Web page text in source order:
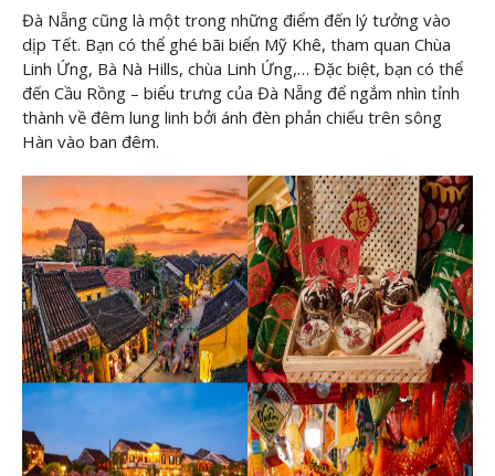
Đà Nẵng cũng là một trong những điểm đến lý tưởng vào
dịp Tết. Bạn có thể ghé bãi biển Mỹ Khê, tham quan Chùa
Linh Ứng, Bà Nà Hills, chùa Linh Ứng,… Đặc biệt, bạn có thể
đến Cầu Rồng – biểu trưng của Đà Nẵng để ngắm nhìn tỉnh
thành về đêm lung linh bởi ánh đèn phản chiếu trên sông
Hàn vào ban đêm.